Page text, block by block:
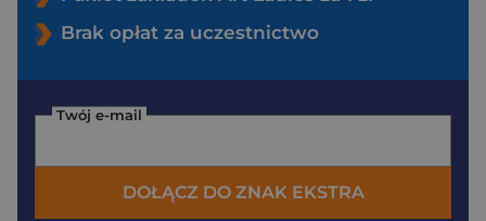
Brak opłat za uczestnictwo
Twój e-mail
DOŁĄCZ DO ZNAK EKSTRA